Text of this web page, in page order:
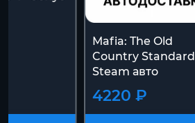
Mafia: The Old
Country Standard
Steam авто
4220 ₽